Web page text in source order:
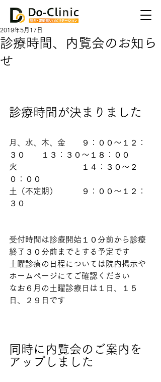
診療時間、内覧会のお知ら
せ
2019年5月17日
診療時間が決まりました
月、水、木、金　　９：００〜１２：
３０　　１３：３０〜１８：００
火　　　　　　　　１４：３０〜２
０：００
土（不定期）　　　９：００〜１２：
３０
受付時間は診療開始１０分前から診療
終了３０分前までとする予定です
土曜診療の日程については院内掲示や
ホームページにてご確認ください
なお６月の土曜診療日は１日、１５
日、２９日です
同時に内覧会のご案内を
アップしました